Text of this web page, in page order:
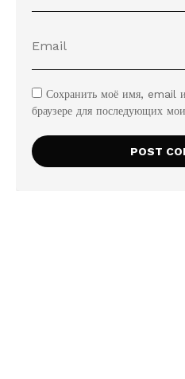
Сохранить моё имя, email и
браузере для последующих